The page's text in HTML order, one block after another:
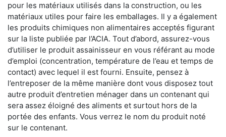
pour les matériaux utilisés dans la construction, ou les
matériaux utiles pour faire les emballages. Il y a également
les produits chimiques non alimentaires acceptés figurant
sur la liste publiée par l’ACIA. Tout d’abord, assurez-vous
d’utiliser le produit assainisseur en vous référant au mode
d’emploi (concentration, température de l’eau et temps de
contact) avec lequel il est fourni. Ensuite, pensez à
l’entreposer de la même manière dont vous disposez tout
autre produit d’entretien ménager dans un contenant qui
sera assez éloigné des aliments et surtout hors de la
portée des enfants. Vous verrez le nom du produit noté
sur le contenant.